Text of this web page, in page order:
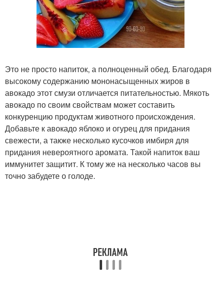
Это не просто напиток, а полноценный обед. Благодаря
высокому содержанию мононасыщенных жиров в
авокадо этот смузи отличается питательностью. Мякоть
авокадо по своим свойствам может составить
конкуренцию продуктам животного происхождения.
Добавьте к авокадо яблоко и огурец для придания
свежести, а также несколько кусочков имбиря для
придания невероятного аромата. Такой напиток ваш
иммунитет защитит. К тому же на несколько часов вы
точно забудете о голоде.